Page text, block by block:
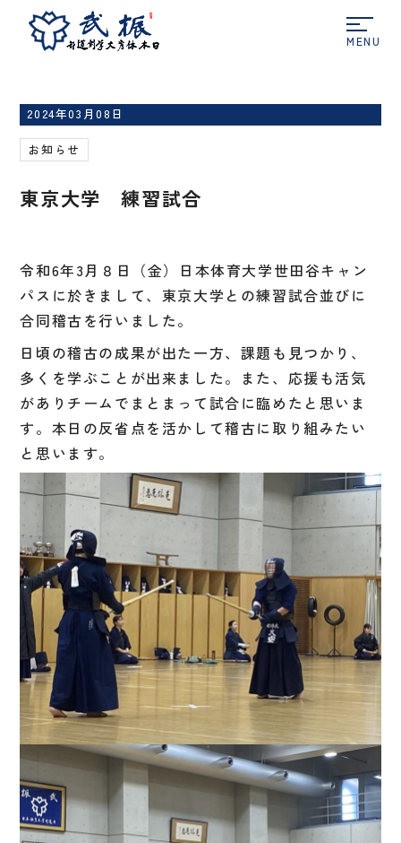
ホーム お知らせ
2024年03月08日
お知らせ
東京大学 練習試合
令和6年3月８ 日（金）日本体育大学世田谷キャン
パスに於きまして、東京大学との練習試合並びに
合同稽古を行いました。
日頃の稽古の成果が出た一方、課題も見つかり、
多くを学ぶことが出来ました。また、応援も活気
がありチームでまとまって試合に臨めたと思いま
す。本日の反省点を活かして稽古に取り組みたい
と思います。